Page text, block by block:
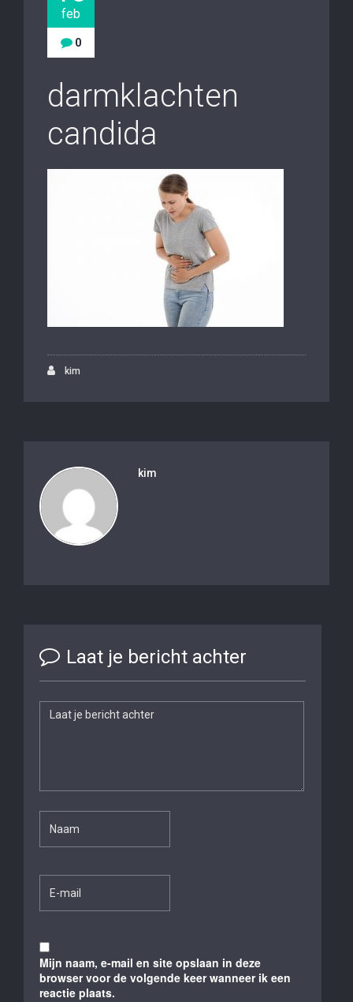
feb
0
darmklachten
candida
kim
kim
Laat je bericht achter
Mijn naam, e-mail en site opslaan in deze
browser voor de volgende keer wanneer ik een
reactie plaats.